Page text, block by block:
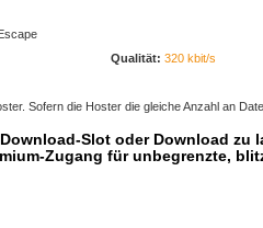
Qualität: 320 kbit/s
Sofern die Hoster die gleiche Anzahl an
Slot oder Download zu
Zugang für unbegrenzte,